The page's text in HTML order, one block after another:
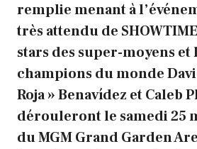
remplie menant à
très attendu de
stars des super-moyens et
champions du monde
Roja » Benavídez et Caleb
dérouleront le samedi 25
du MGM Grand Garden